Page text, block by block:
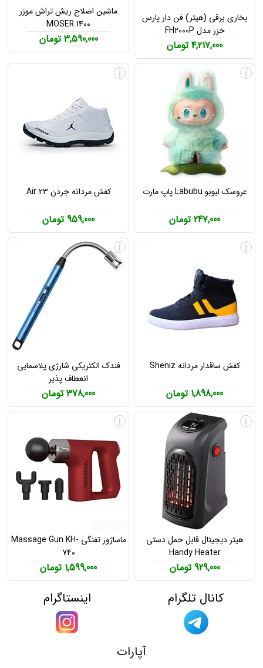
بخاری برقی (هیتر) فن دار پارس
خزر مدل FH2000P
4,217,000 تومان
ماشین اصلاح ریش تراش موزر
MOSER 1400
3,590,000 تومان
عروسک لبوبو Labubu پاپ مارت
247,000 تومان
i
کفش مردانه جردن Air 23
959,000 تومان
i
کفش ساقدار مردانه Sheniz
1,898,000 تومان
i
فندک الکتریکی شارژی پلاسمایی
انعطاف پذیر
378,000 تومان
i
هیتر دیجیتال قابل حمل دستی
Handy Heater
929,000 تومان
i
ماساژور تفنگی Massage Gun KH-
740
1,599,000 تومان
i
کانال تلگرام اینستاگرام
آپارات